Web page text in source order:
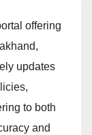
offering
updates
to both
and